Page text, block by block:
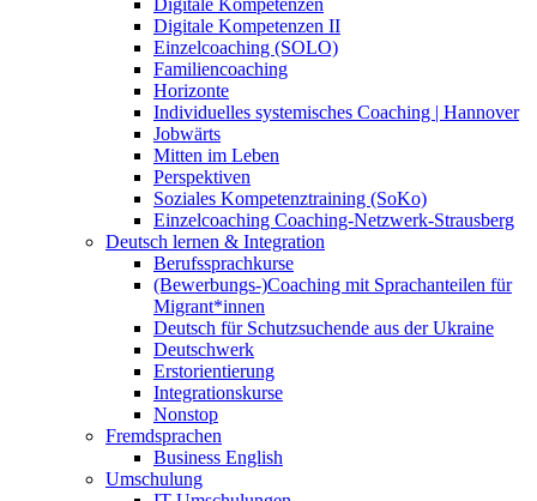
Digitale Kompetenzen
Digitale Kompetenzen II
Einzelcoaching (SOLO)
Familiencoaching
Horizonte
Individuelles systemisches Coaching | Hannover
Jobwärts
Mitten im Leben
Perspektiven
Soziales Kompetenztraining (SoKo)
Einzelcoaching Coaching-Netzwerk-Strausberg
Deutsch lernen & Integration
Berufssprachkurse
(Bewerbungs-)Coaching mit Sprachanteilen für
Migrant*innen
Deutsch für Schutzsuchende aus der Ukraine
Deutschwerk
Erstorientierung
Integrationskurse
Nonstop
Fremdsprachen
Business English
Umschulung